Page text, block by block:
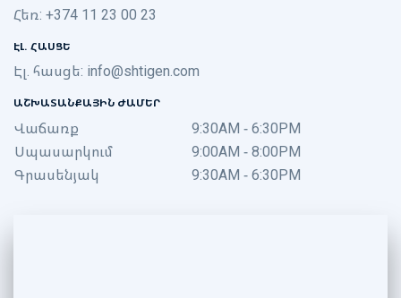
Հեռ: +374 11 23 00 23
ԷԼ. ՀԱՍՑԵ
Էլ. հասցե: info@shtigen.com
ԱՇԽԱՏԱՆՔԱՅԻՆ ԺԱՄԵՐ
Վաճառք
9:30AM - 6:30PM
Սպասարկում
9:00AM - 8:00PM
Գրասենյակ
9:30AM - 6:30PM